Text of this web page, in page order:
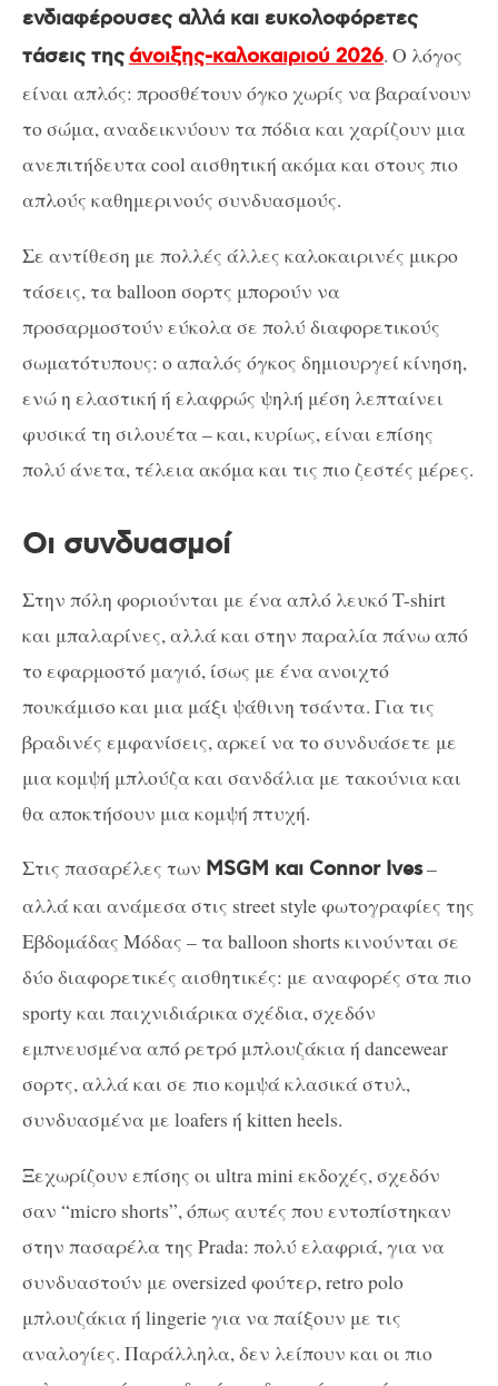
ενδιαφέρουσες αλλά και ευκολοφόρετες
τάσεις τηςάνοιξης-καλοκαιριού 2026. Ο λόγος
είναι απλός: προσθέτουν όγκο χωρίς να βαραίνουν
το σώμα, αναδεικνύουν τα πόδια και χαρίζουν μια
ανεπιτήδευτα cool αισθητική ακόμα και στους πιο
απλούς καθημερινούς συνδυασμούς.
Σε αντίθεση με πολλές άλλες καλοκαιρινές μικρο
τάσεις, τα balloon σορτς μπορούν να
προσαρμοστούν εύκολα σε πολύ διαφορετικούς
σωματότυπους: ο απαλός όγκος δημιουργεί κίνηση,
ενώ η ελαστική ή ελαφρώς ψηλή μέση λεπταίνει
φυσικά τη σιλουέτα – και, κυρίως, είναι επίσης
πολύ άνετα, τέλεια ακόμα και τις πιο ζεστές μέρες.
Οι συνδυασμοί
Στην πόλη φοριούνται με ένα απλό λευκό T-shirt
και μπαλαρίνες, αλλά και στην παραλία πάνω από
το εφαρμοστό μαγιό, ίσως με ένα ανοιχτό
πουκάμισο και μια μάξι ψάθινη τσάντα. Για τις
βραδινές εμφανίσεις, αρκεί να το συνδυάσετε με
μια κομψή μπλούζα και σανδάλια με τακούνια και
θα αποκτήσουν μια κομψή πτυχή.
Στις πασαρέλες των MSGM και Connor Ives–
αλλά και ανάμεσα στις street style φωτογραφίες της
Εβδομάδας Μόδας – τα balloon shorts κινούνται σε
δύο διαφορετικές αισθητικές: με αναφορές στα πιο
sporty και παιχνιδιάρικα σχέδια, σχεδόν
εμπνευσμένα από ρετρό μπλουζάκια ή dancewear
σορτς, αλλά και σε πιο κομψά κλασικά στυλ,
συνδυασμένα με loafers ή kitten heels.
Ξεχωρίζουν επίσης οι ultra mini εκδοχές, σχεδόν
σαν “micro shorts”, όπως αυτές που εντοπίστηκαν
στην πασαρέλα της Prada: πολύ ελαφριά, για να
συνδυαστούν με oversized φούτερ, retro polo
μπλουζάκια ή lingerie για να παίξουν με τις
αναλογίες. Παράλληλα, δεν λείπουν και οι πιο